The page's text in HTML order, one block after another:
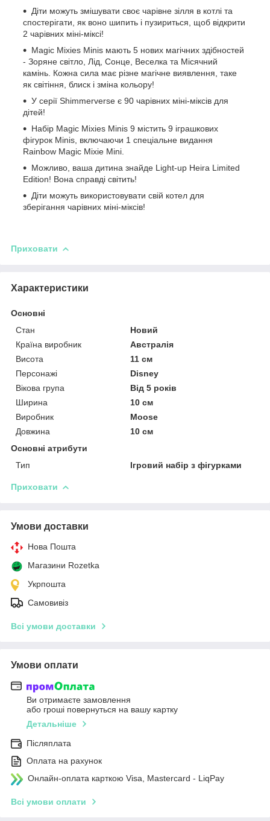
Діти можуть змішувати своє чарівне зілля в котлі та
спостерігати, як воно шипить і пузириться, щоб відкрити
2 чарівних міні-міксі!
Magic Mixies Minis мають 5 нових магічних здібностей
- Зоряне світло, Лід, Сонце, Веселка та Місячний
камінь. Кожна сила має різне магічне виявлення, таке
як світіння, блиск і зміна кольору!
У серії Shimmerverse є 90 чарівних міні-міксів для
дітей!
Набір Magic Mixies Minis 9 містить 9 іграшкових
фігурок Minis, включаючи 1 спеціальне видання
Rainbow Magic Mixie Mini.
Можливо, ваша дитина знайде Light-up Heira Limited
Edition! Вона справді світить!
Діти можуть використовувати свій котел для
зберігання чарівних міні-міксів!
Приховати
Характеристики
Основні
Стан
Новий
Країна виробник
Австралія
Висота
11 см
Персонажі
Disney
Вікова група
Від 5 років
Ширина
10 см
Виробник
Moose
Довжина
10 см
Основні атрибути
Тип
Ігровий набір з фігурками
Приховати
Умови доставки
Нова Пошта
Магазини Rozetka
Укрпошта
Самовивіз
Всі умови доставки
Умови оплати
Ви отримаєте замовлення
або гроші повернуться на вашу картку
Детальніше
Післяплата
Оплата на рахунок
Онлайн-оплата карткою Visa, Mastercard - LiqPay
Всі умови оплати